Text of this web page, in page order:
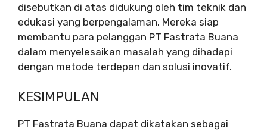
disebutkan di atas didukung oleh tim teknik dan
edukasi yang berpengalaman. Mereka siap
membantu para pelanggan PT Fastrata Buana
dalam menyelesaikan masalah yang dihadapi
dengan metode terdepan dan solusi inovatif.
KESIMPULAN
PT Fastrata Buana dapat dikatakan sebagai